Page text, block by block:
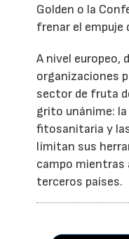
Golden o la
frenar el
A nivel europeo,
organizaciones
sector de fruta
grito unánime:
fitosanitaria y
limitan sus
campo mientras
terceros países.